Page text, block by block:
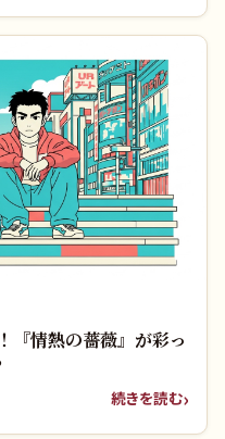
情熱の薔薇』が彩っ
続きを読む